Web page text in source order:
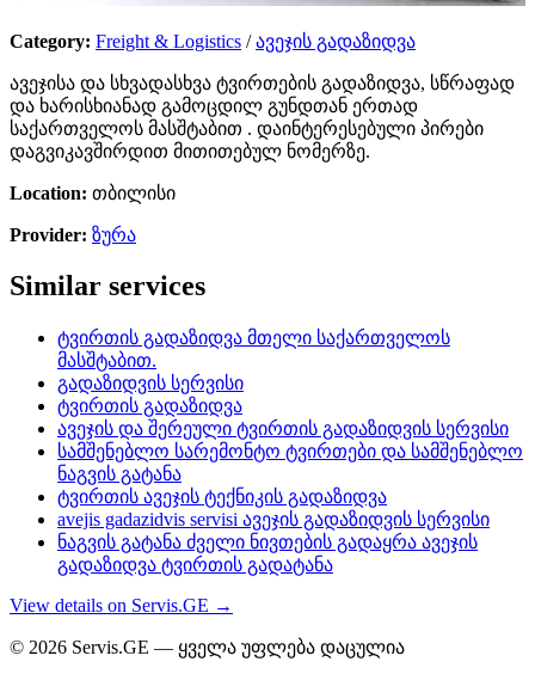
Category: Freight & Logistics /ავეჯის გადაზიდვა
ავეჯისა და სხვადასხვა ტვირთების გადაზიდვა, სწრაფად
და ხარისხიანად გამოცდილ გუნდთან ერთად
საქართველოს მასშტაბით . დაინტერესებული პირები
დაგვიკავშირდით მითითებულ ნომერზე.
Location: თბილისი
Provider: ზურა
Similar services
ტვირთის გადაზიდვა მთელი საქართველოს
მასშტაბით.
გადაზიდვის სერვისი
ტვირთის გადაზიდვა
ავეჯის და შერეული ტვირთის გადაზიდვის სერვისი
სამშენებლო სარემონტო ტვირთები და სამშენებლო
ნაგვის გატანა
ტვირთის ავეჯის ტექნიკის გადაზიდვა
avejis gadazidvis servisi ავეჯის გადაზიდვის სერვისი
ნაგვის გატანა ძველი ნივთების გადაყრა ავეჯის
გადაზიდვა ტვირთის გადატანა
View details on Servis.GE →
© 2026 Servis.GE — ყველა უფლება დაცულია